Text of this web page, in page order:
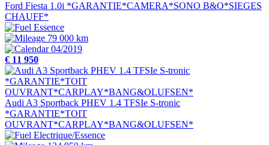
Ford Fiesta 1.0i *GARANTIE*CAMERA*SONO B&O*SIEGES
CHAUFF*
Essence
79 000 km
04/2019
€ 11 950
Audi A3 Sportback PHEV 1.4 TFSIe S-tronic
*GARANTIE*TOIT
OUVRANT*CARPLAY*BANG&OLUFSEN*
Electrique/Essence